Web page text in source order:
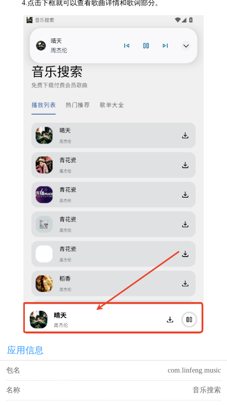
4.点击下框就可以查看歌曲详情和歌词部分。
应用信息
包名 com.linfeng.music
名称 音乐搜索